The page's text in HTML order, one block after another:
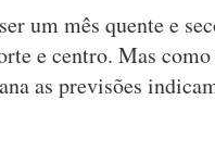
um mês quente e
e centro. Mas como
as previsões